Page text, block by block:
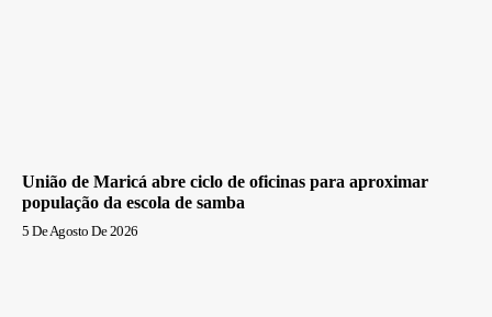
União de Maricá abre ciclo de oficinas para aproximar
população da escola de samba
5 De Agosto De 2026